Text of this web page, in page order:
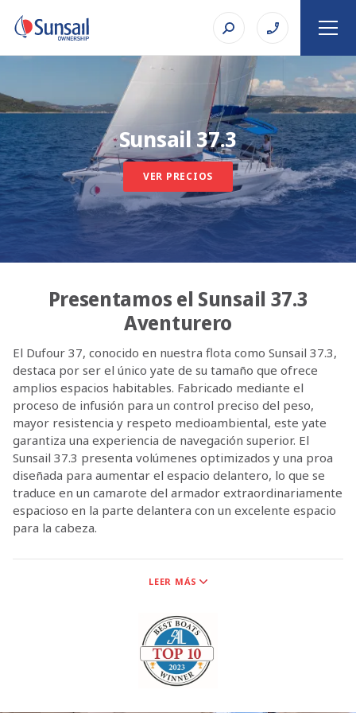
Sunsail 37.3
VER PRECIOS
Presentamos el Sunsail 37.3
Aventurero
El Dufour 37, conocido en nuestra flota como Sunsail 37.3,
destaca por ser el único yate de su tamaño que ofrece
amplios espacios habitables. Fabricado mediante el
proceso de infusión para un control preciso del peso,
mayor resistencia y respeto medioambiental, este yate
garantiza una experiencia de navegación superior. El
Sunsail 37.3 presenta volúmenes optimizados y una proa
diseñada para aumentar el espacio delantero, lo que se
traduce en un camarote del armador extraordinariamente
espacioso en la parte delantera con un excelente espacio
para la cabeza.
monocasco de Sunsail, lo que marca un hito importante en
que Dufour Yachts sea el único proveedor de veleros
monocasco para Sunsail.
Los equipos técnicos de Sunsail y Dufour Yachts han
LEER MÁS